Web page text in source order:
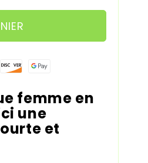
femme en
une
et